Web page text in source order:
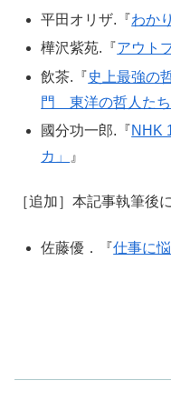
平田オリザ.『わか
樺沢紫苑.『アウト
飲茶.『史上最強の
門 東洋の哲人たち
國分功一郎.『NHK
カ」
』
［追加］本記事執筆後
佐藤優．『仕事に